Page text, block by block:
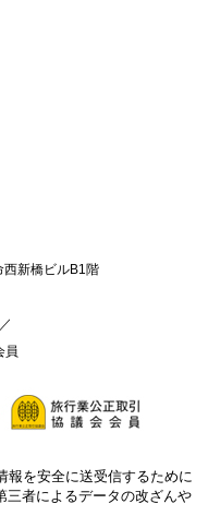
新橋ビルB1階
員
報を安全に送受信するために
三者によるデータの改ざんや